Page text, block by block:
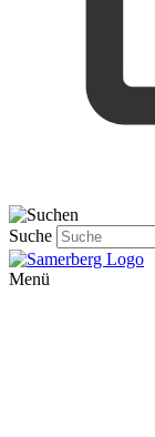
Suche
Menü